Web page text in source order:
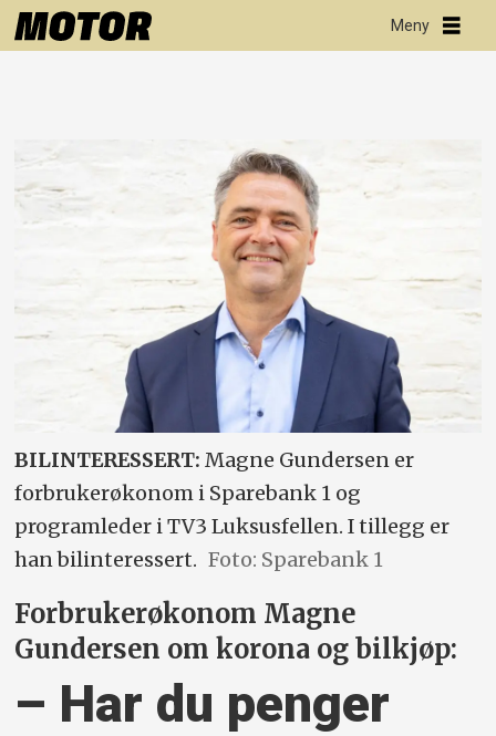
BILINTERESSERT:Magne Gundersen er
forbrukerøkonom i Sparebank 1 og
programleder i TV3 Luksusfellen. I tillegg er
han bilinteressert. Foto: Sparebank 1
Forbrukerøkonom Magne
Gundersen om korona og bilkjøp:
– Har du penger